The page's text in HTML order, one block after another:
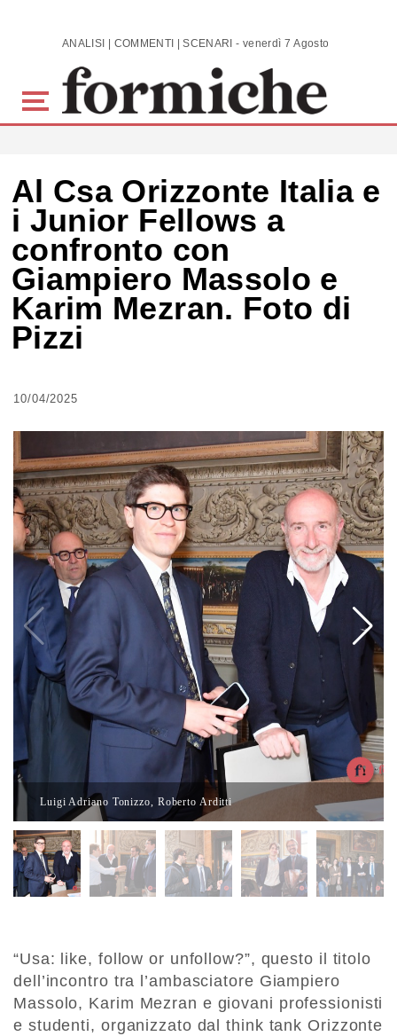
Skip to main content ANALISI | COMMENTI | SCENARI - venerdì 7 Agosto 2026
Al Csa Orizzonte Italia e
i Junior Fellows a
confronto con
Giampiero Massolo e
Karim Mezran. Foto di
Pizzi
10/04/2025
Luigi Adriano Tonizzo, Roberto Arditti
“Usa: like, follow or unfollow?”, questo il titolo
dell’incontro tra l’ambasciatore Giampiero
Massolo, Karim Mezran e giovani professionisti
e studenti, organizzato dal think tank Orizzonte